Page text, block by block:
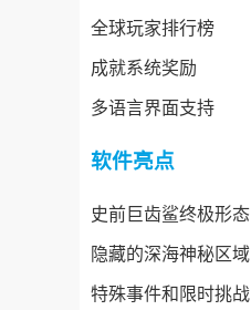
全球玩家排行榜
成就系统奖励
多语言界面支持
软件亮点
史前巨齿鲨终极形态
隐藏的深海神秘区域
特殊事件和限时挑战